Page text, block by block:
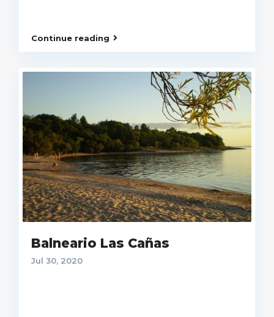
Continue reading
Balneario Las Cañas
Jul 30, 2020